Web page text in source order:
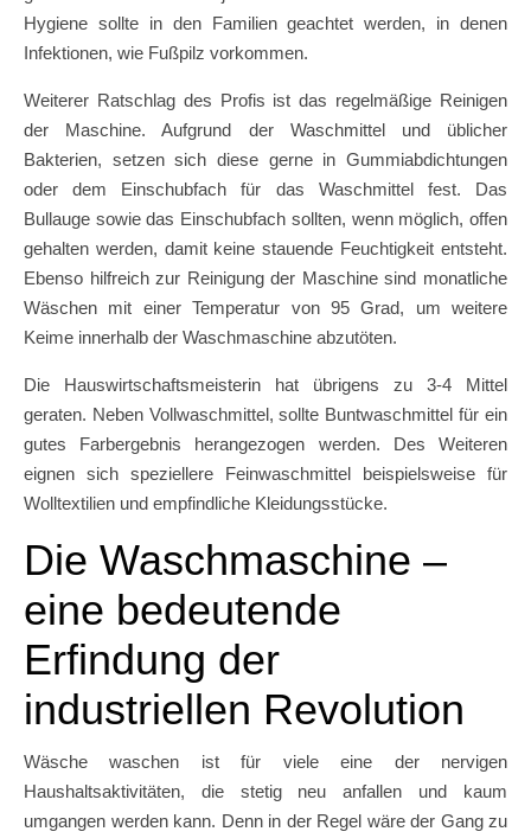
Hygiene sollte in den Familien geachtet werden, in denen
Infektionen, wie Fußpilz vorkommen.
Weiterer Ratschlag des Profis ist das regelmäßige Reinigen
der Maschine. Aufgrund der Waschmittel und üblicher
Bakterien, setzen sich diese gerne in Gummiabdichtungen
oder dem Einschubfach für das Waschmittel fest. Das
Bullauge sowie das Einschubfach sollten, wenn möglich, offen
gehalten werden, damit keine stauende Feuchtigkeit entsteht.
Ebenso hilfreich zur Reinigung der Maschine sind monatliche
Wäschen mit einer Temperatur von 95 Grad, um weitere
Keime innerhalb der Waschmaschine abzutöten.
Die Hauswirtschaftsmeisterin hat übrigens zu 3-4 Mittel
geraten. Neben Vollwaschmittel, sollte Buntwaschmittel für ein
gutes Farbergebnis herangezogen werden. Des Weiteren
eignen sich speziellere Feinwaschmittel beispielsweise für
Wolltextilien und empfindliche Kleidungsstücke.
Die Waschmaschine –
eine bedeutende
Erfindung der
industriellen Revolution
Wäsche waschen ist für viele eine der nervigen
Haushaltsaktivitäten, die stetig neu anfallen und kaum
umgangen werden kann. Denn in der Regel wäre der Gang zu